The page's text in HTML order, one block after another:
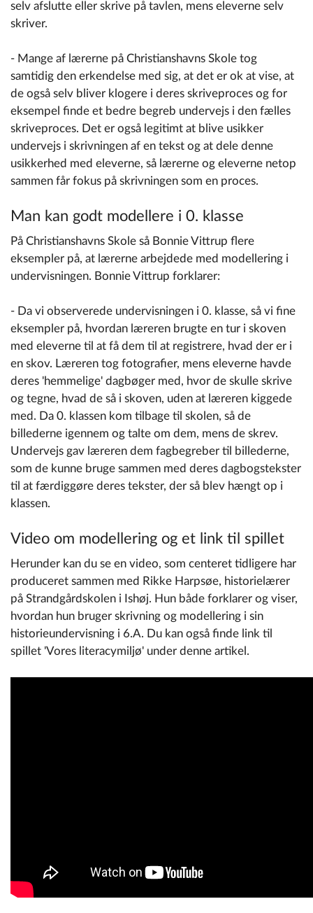
selv afslutte eller skrive på tavlen, mens eleverne selv
skriver.
- Mange af lærerne på Christianshavns Skole tog
samtidig den erkendelse med sig, at det er ok at vise, at
de også selv bliver klogere i deres skriveproces og for
eksempel finde et bedre begreb undervejs i den fælles
skriveproces. Det er også legitimt at blive usikker
undervejs i skrivningen af en tekst og at dele denne
usikkerhed med eleverne, så lærerne og eleverne netop
sammen får fokus på skrivningen som en proces.
Man kan godt modellere i 0. klasse
På Christianshavns Skole så Bonnie Vittrup flere
eksempler på, at lærerne arbejdede med modellering i
undervisningen. Bonnie Vittrup forklarer:
- Da vi observerede undervisningen i 0. klasse, så vi fine
eksempler på, hvordan læreren brugte en tur i skoven
med eleverne til at få dem til at registrere, hvad der er i
en skov. Læreren tog fotografier, mens eleverne havde
deres 'hemmelige' dagbøger med, hvor de skulle skrive
og tegne, hvad de så i skoven, uden at læreren kiggede
med. Da 0. klassen kom tilbage til skolen, så de
billederne igennem og talte om dem, mens de skrev.
Undervejs gav læreren dem fagbegreber til billederne,
som de kunne bruge sammen med deres dagbogstekster
til at færdiggøre deres tekster, der så blev hængt op i
klassen.
Video om modellering og et link til spillet
Herunder kan du se en video, som centeret tidligere har
produceret sammen med Rikke Harpsøe, historielærer
på Strandgårdskolen i Ishøj. Hun både forklarer og viser,
hvordan hun bruger skrivning og modellering i sin
historieundervisning i 6.A. Du kan også finde link til
spillet 'Vores literacymiljø' under denne artikel.